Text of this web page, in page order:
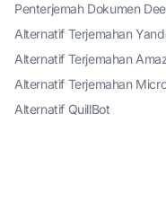
Penterjemah Dokumen
Alternatif Terjemahan
Alternatif Terjemahan
Alternatif Terjemahan
Alternatif QuillBot